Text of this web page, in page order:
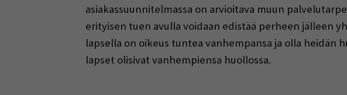
asiakassuunnitelmassa on arvioitava muun
erityisen tuen avulla voidaan edistää perheen jälleen
lapsella on oikeus tuntea vanhempansa ja olla heidän
lapset olisivat vanhempiensa huollossa.